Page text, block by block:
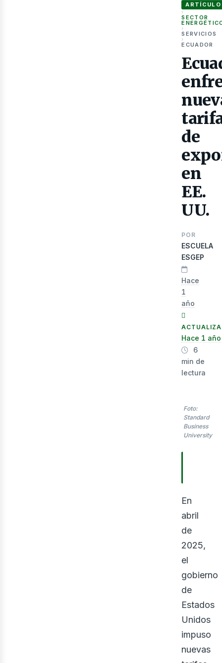
ARTÍCULO
›
SECTOR
›
SERVICIOS
›
ECUADOR
de
en
EE.
UU.
POR
ESCUELA
ESGEP
Hace
1
año
Hace 1 año
6
min de
lectura
Foto:
Standard
Business
University
En
abril
de
2025,
el
gobierno
de
Estados
Unidos
impuso
nuevas